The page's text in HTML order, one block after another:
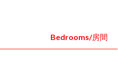
Bedrooms/房間